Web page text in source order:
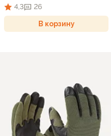
4,3 26
В корзину